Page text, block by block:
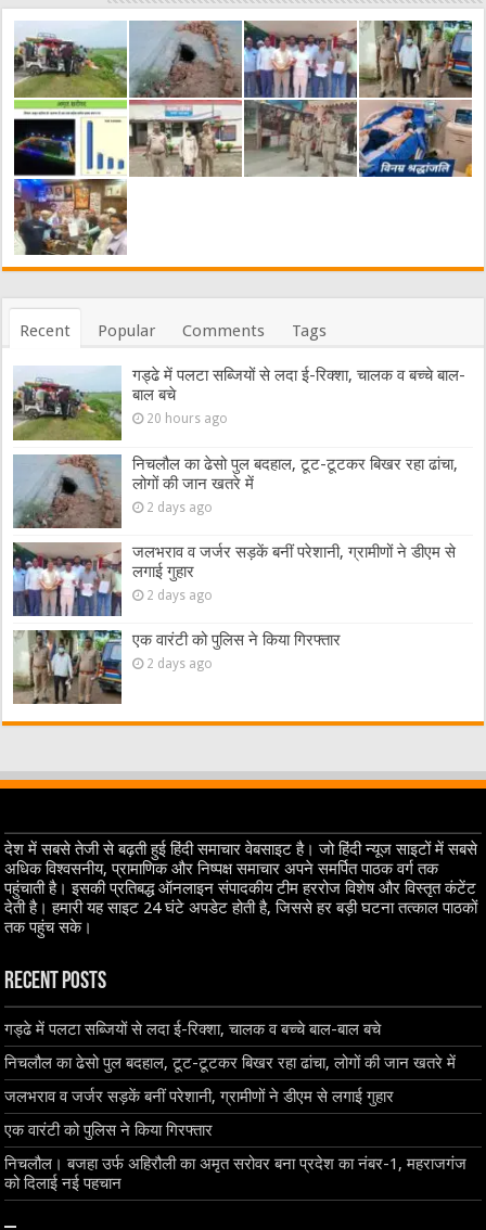
Recent Popular Comments Tags
गड्ढे में पलटा सब्जियों से लदा ई-रिक्शा, चालक व बच्चे बाल-
बाल बचे
20 hours ago
निचलौल का ढेसो पुल बदहाल, टूट-टूटकर बिखर रहा ढांचा,
लोगों की जान खतरे में
2 days ago
जलभराव व जर्जर सड़कें बनीं परेशानी, ग्रामीणों ने डीएम से
लगाई गुहार
2 days ago
एक वारंटी को पुलिस ने किया गिरफ्तार
2 days ago
देश में सबसे तेजी से बढ़ती हुई हिंदी समाचार वेबसाइट है। जो हिंदी न्यूज साइटों में सबसे
अधिक विश्वसनीय, प्रामाणिक और निष्पक्ष समाचार अपने समर्पित पाठक वर्ग तक
पहुंचाती है। इसकी प्रतिबद्ध ऑनलाइन संपादकीय टीम हररोज विशेष और विस्तृत कंटेंट
देती है। हमारी यह साइट 24 घंटे अपडेट होती है, जिससे हर बड़ी घटना तत्काल पाठकों
तक पहुंच सके।
Recent Posts
गड्ढे में पलटा सब्जियों से लदा ई-रिक्शा, चालक व बच्चे बाल-बाल बचे
निचलौल का ढेसो पुल बदहाल, टूट-टूटकर बिखर रहा ढांचा, लोगों की जान खतरे में
जलभराव व जर्जर सड़कें बनीं परेशानी, ग्रामीणों ने डीएम से लगाई गुहार
एक वारंटी को पुलिस ने किया गिरफ्तार
निचलौल। बजहा उर्फ अहिरौली का अमृत सरोवर बना प्रदेश का नंबर-1, महराजगंज
को दिलाई नई पहचान